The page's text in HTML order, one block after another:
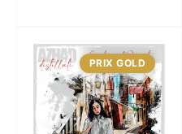
PRIX GOLD